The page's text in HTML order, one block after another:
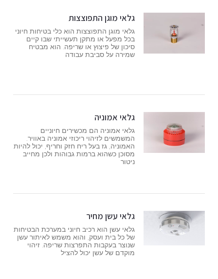
גלאי מוגן התפוצצות
גלאי מוגן התפוצצות הוא כלי בטיחות חיוני
בכל מפעל או מתקן תעשייתי שבו קיים
סיכון של פיצוץ או שריפה. הוא מבטיח
שמירה על סביבת עבודה
גלאי אמוניה
גלאי אמוניה הם מכשירים חיוניים
המשמשים לזיהוי ריכוזי אמוניה באוויר.
האמוניה, גז בעל ריח חזק וחריף, יכול להיות
מסוכן כשהוא ברמות גבוהות ולכן מחייב
ניטור
גלאי עשן מחיר
גלאי עשן הוא רכיב חיוני במערכת הבטיחות
של כל בית ועסק, והוא משמש לאיתור עשן
שנוצר בעקבות התפרצות שריפה. זיהוי
מוקדם של עשן יכול להציל